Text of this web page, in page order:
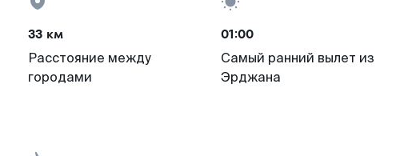
33 км
Расстояние между
городами
01:00
Самый ранний вылет из
Эрджана